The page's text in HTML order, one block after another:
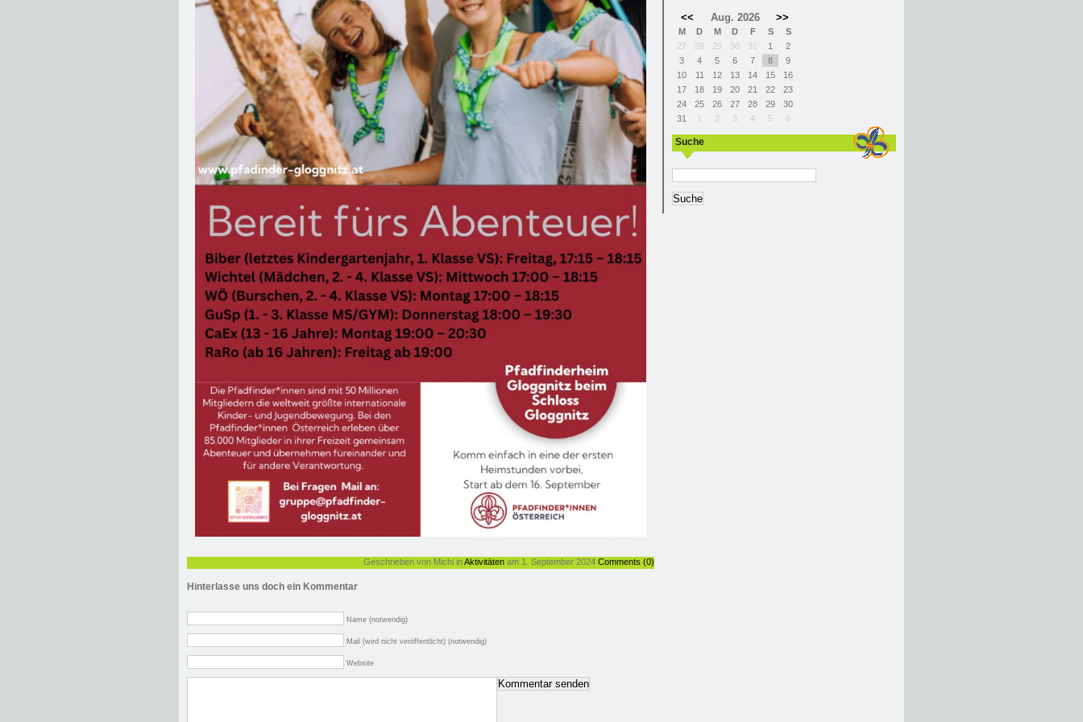
Geschrieben von Michi inAktivitäten am 1. September 2024 Comments (0)
Hinterlasse uns doch ein Kommentar
Name (notwendig)
Mail (wird nicht veröffentlicht) (notwendig)
Website
<< Aug. 2026 >>
M D M D F S
S
27
28 29 30 31 1
2
3
4 5 6 7 8
9
10
11 12 13 14 15
16
17
18 19 20 21 22
23
24
25 26 27 28 29
30
31
1 2 3 4 5 6
Suche